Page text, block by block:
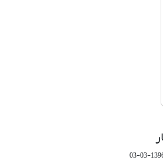
1396-